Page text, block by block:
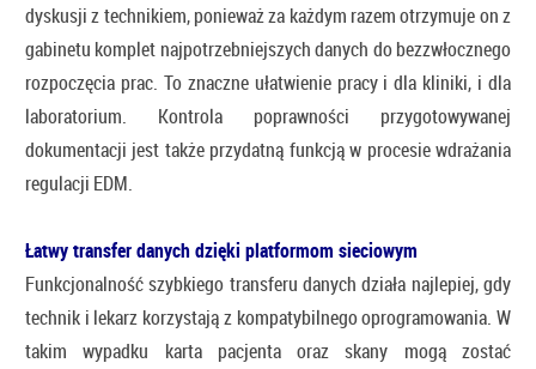
dyskusji z technikiem, ponieważ za każdym razem otrzymuje on z
gabinetu komplet najpotrzebniejszych danych do bezzwłocznego
rozpoczęcia prac. To znaczne ułatwienie pracy i dla kliniki, i dla
laboratorium. Kontrola poprawności przygotowywanej
dokumentacji jest także przydatną funkcją w procesie wdrażania
regulacji EDM.
Łatwy transfer danych dzięki platformom sieciowym
Funkcjonalność szybkiego transferu danych działa najlepiej, gdy
technik i lekarz korzystają z kompatybilnego oprogramowania. W
takim wypadku karta pacjenta oraz skany mogą zostać